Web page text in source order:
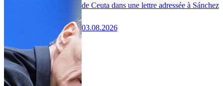
de Ceuta dans une lettre adressée à Sánchez
03.08.2026